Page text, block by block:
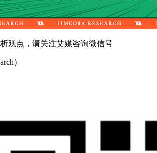
观点，请关注艾媒咨询微信号
）